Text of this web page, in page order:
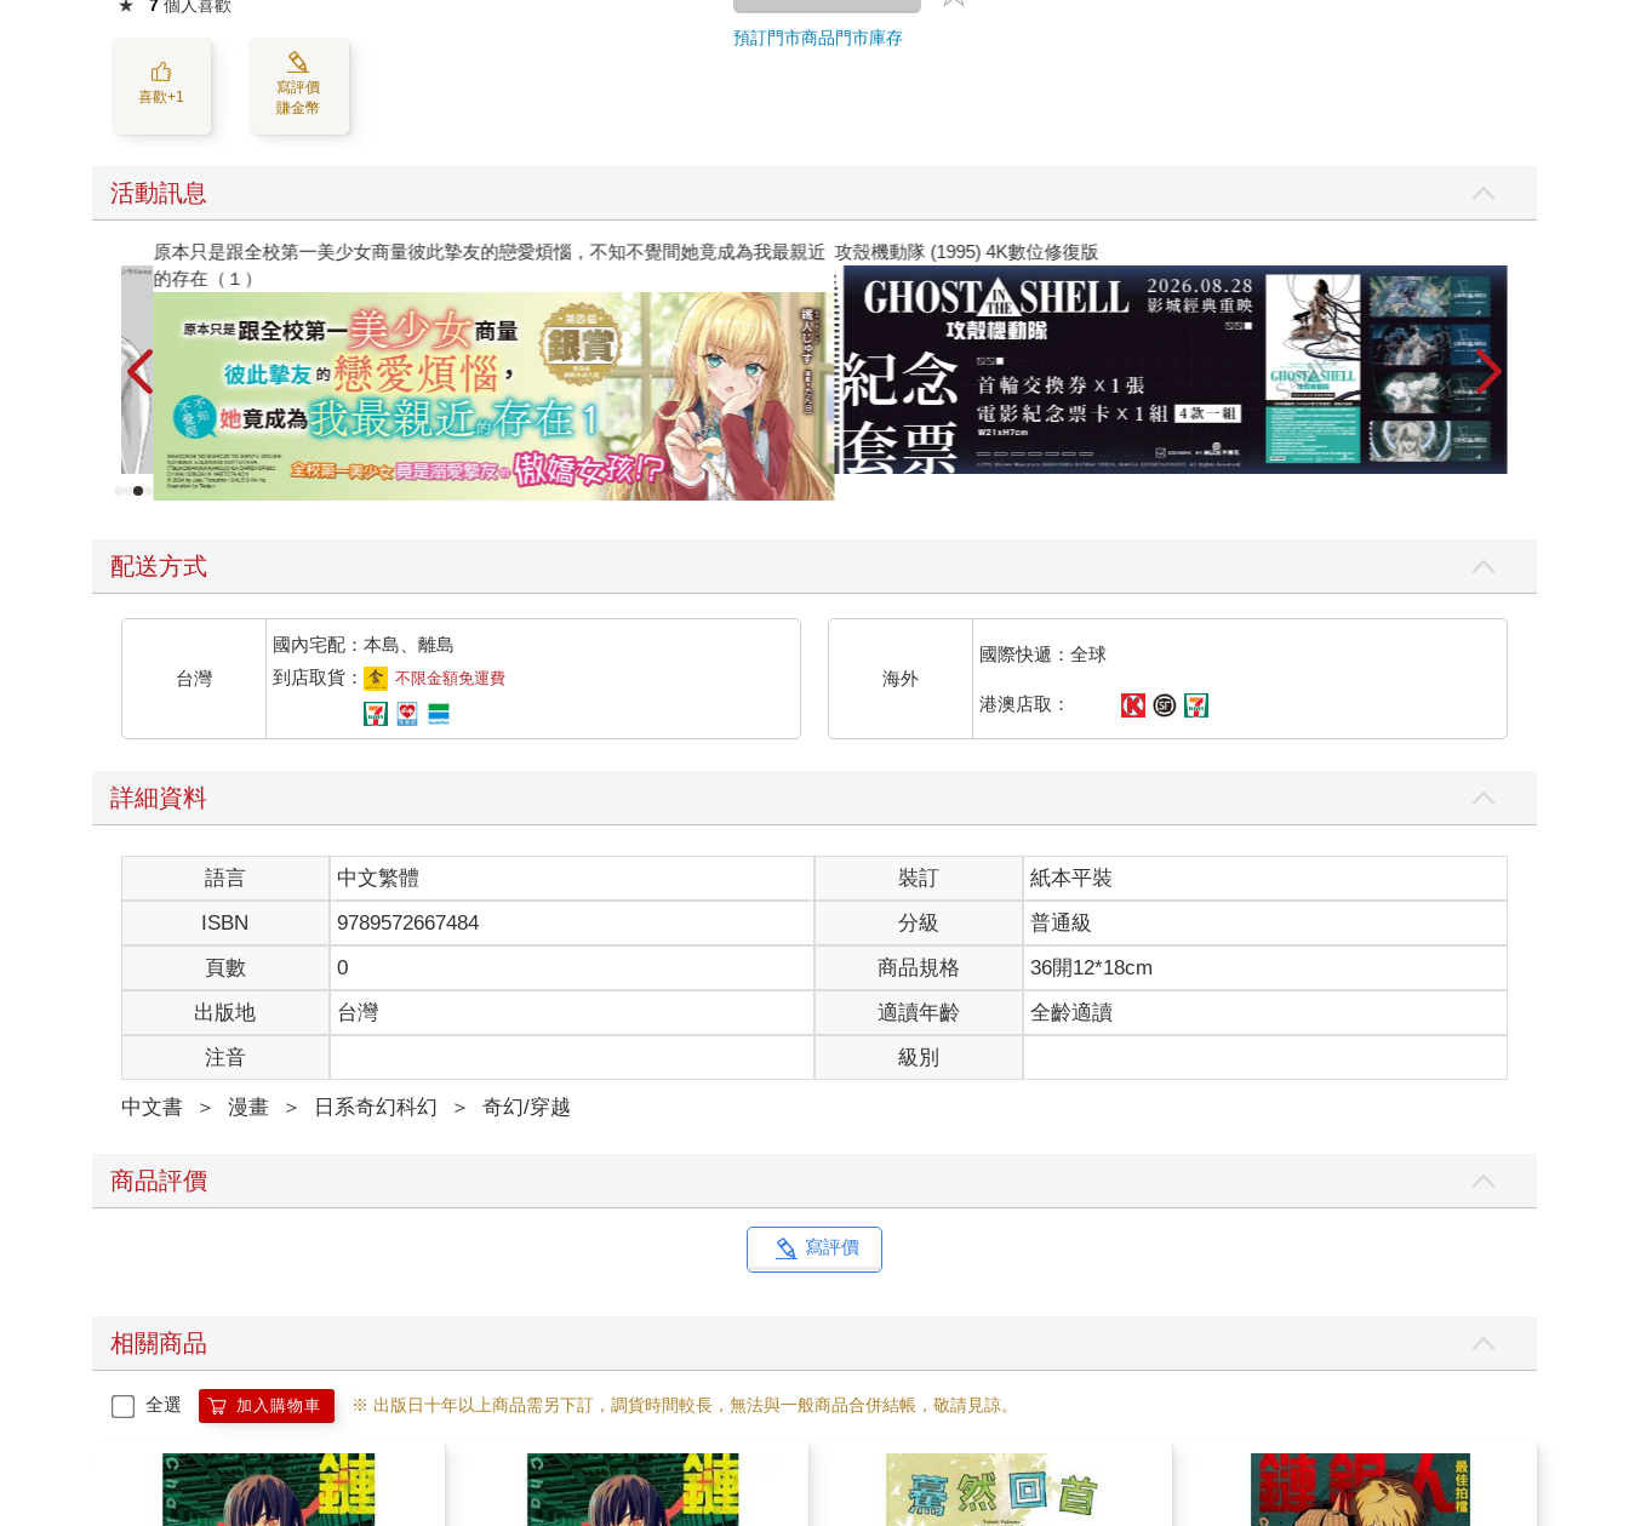
★ 7 個人喜歡
喜歡+1
寫評價
賺金幣
預訂門市商品門市庫存
活動訊息
原本只是跟全校第一美少女商量彼此摯友的戀愛煩惱，不知不覺間她竟成為我最親近
的存在（１）
攻殼機動隊 (1995) 4K數位修復版
配送方式
台灣
國內宅配：本島、離島
到店取貨：
不限金額免運費 海外
國際快遞：全球
港澳店取：
詳細資料
語言 中文繁體 裝訂
紙本平裝
ISBN
9789572667484 分級
普通級
頁數
0 商品規格
36開12*18cm
出版地
台灣 適讀年齡
全齡適讀
注音
級別
中文書 ＞ 漫畫 ＞ 日系奇幻科幻 ＞ 奇幻/穿越
商品評價
寫評價
相關商品
全選 加入購物車 ※ 出版日十年以上商品需另下訂，調貨時間較長，無法與一般商品合併結帳，敬請見諒。